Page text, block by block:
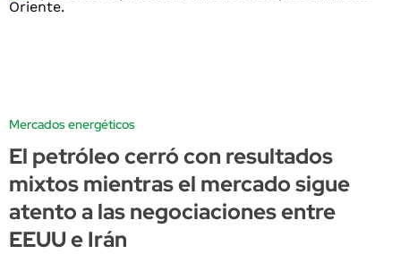
Mercados energéticos
El petróleo cerró con resultados
mixtos mientras el mercado sigue
atento a las negociaciones entre
EEUU e Irán